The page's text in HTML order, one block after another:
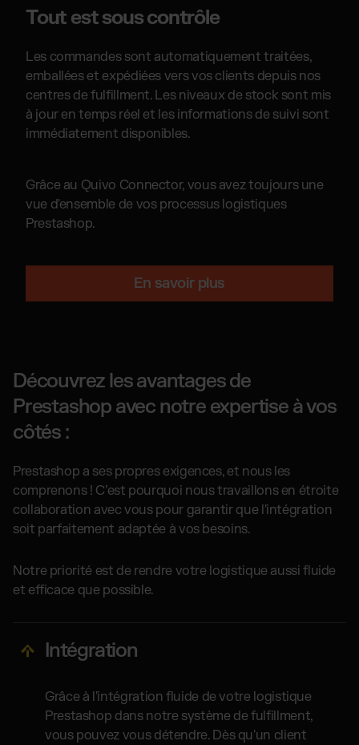
Tout est sous contrôle
Les commandes sont automatiquement traitées,
emballées et expédiées vers vos clients depuis nos
centres de fulfillment. Les niveaux de stock sont mis
à jour en temps réel et les informations de suivi sont
immédiatement disponibles.
Grâce au Quivo Connector, vous avez toujours une
vue d'ensemble de vos processus logistiques
Prestashop.
En savoir plus
Découvrez les avantages de
Prestashop avec notre expertise à vos
côtés :
Prestashop a ses propres exigences, et nous les
comprenons ! C’est pourquoi nous travaillons en étroite
collaboration avec vous pour garantir que l'intégration
soit parfaitement adaptée à vos besoins.
Notre priorité est de rendre votre logistique aussi fluide
et efficace que possible.
Intégration
Grâce à l'intégration fluide de votre logistique
Prestashop dans notre système de fulfillment,
vous pouvez vous détendre. Dès qu'un client